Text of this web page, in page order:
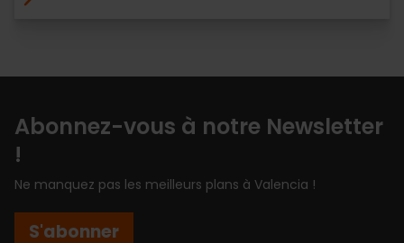
Abonnez-vous à notre Newsletter
!
Ne manquez pas les meilleurs plans à Valencia !
S'abonner